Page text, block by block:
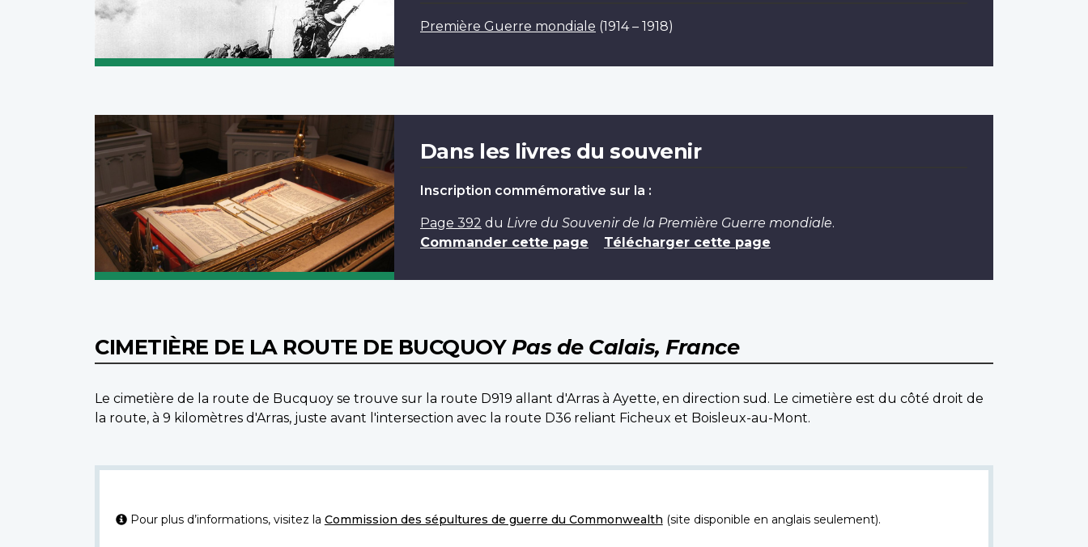
Première Guerre mondiale (1914 – 1918)
Dans les livres du souvenir
Inscription commémorative sur la :
Page 392 du Livre du Souvenir de la Première Guerre mondiale.
Commander cette page
Télécharger cette page
CIMETIÈRE DE LA ROUTE DE BUCQUOY Pas de Calais, France
Le cimetière de la route de Bucquoy se trouve sur la route D919 allant d'Arras à Ayette, en direction sud. Le cimetière est du côté droit de
la route, à 9 kilomètres d'Arras, juste avant l'intersection avec la route D36 reliant Ficheux et Boisleux-au-Mont.
Pour plus d’informations, visitez la Commission des sépultures de guerre du Commonwealth (site disponible en anglais seulement).